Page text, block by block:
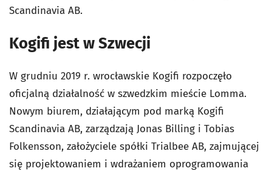
Scandinavia AB.
Kogifi jest w Szwecji
W grudniu 2019 r. wrocławskie Kogifi rozpoczęło
oficjalną działalność w szwedzkim mieście Lomma.
Nowym biurem, działającym pod marką Kogifi
Scandinavia AB, zarządzają Jonas Billing i Tobias
Folkensson, założyciele spółki Trialbee AB, zajmującej
się projektowaniem i wdrażaniem oprogramowania